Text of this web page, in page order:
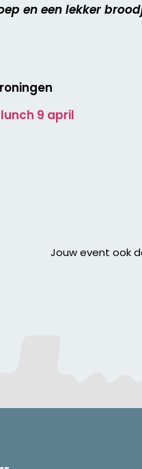
en een lekker
9 april
Jouw event ook